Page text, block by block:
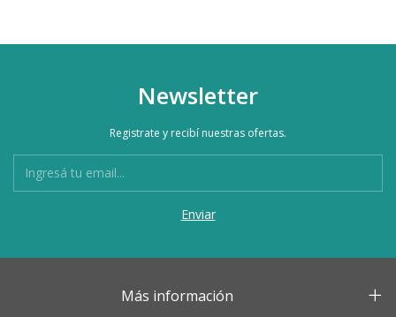
Newsletter
Registrate y recibí nuestras ofertas.
Más información